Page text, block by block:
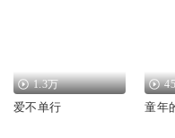
1.3万
爱不单行 童年